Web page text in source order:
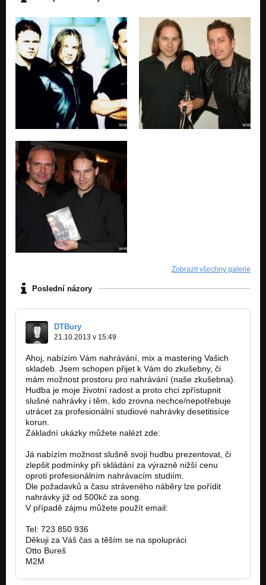
Zobrazit všechny galerie
Poslední názory
DTBury
21.10.2013 v 15:49
Ahoj, nabízím Vám nahrávání, mix a mastering Vašich
skladeb. Jsem schopen přijet k Vám do zkušebny, či
mám možnost prostoru pro nahrávání (naše zkušebna).
Hudba je moje životní radost a proto chci zpřístupnit
slušné nahrávky i těm, kdo zrovna nechce/nepotřebuje
utrácet za profesionální studiové nahrávky desetitisíce
korun.
Základní ukázky můžete nalézt zde:
Já nabízím možnost slušně svoji hudbu prezentovat, či
zlepšit podmínky při skládání za výrazně nižší cenu
oproti profesionálním nahrávacím studiím.
Dle požadavků a času stráveného náběry lze pořídit
nahrávky již od 500kč za song.
V případě zájmu můžete použít email:
Tel: 723 850 936
Děkuji za Váš čas a těším se na spolupráci
Otto Bureš
M2M